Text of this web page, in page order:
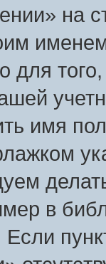
на
для
имя
в
Если